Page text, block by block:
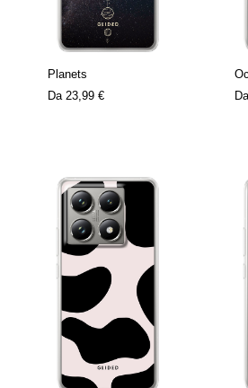
Planets
Da 23,99 €